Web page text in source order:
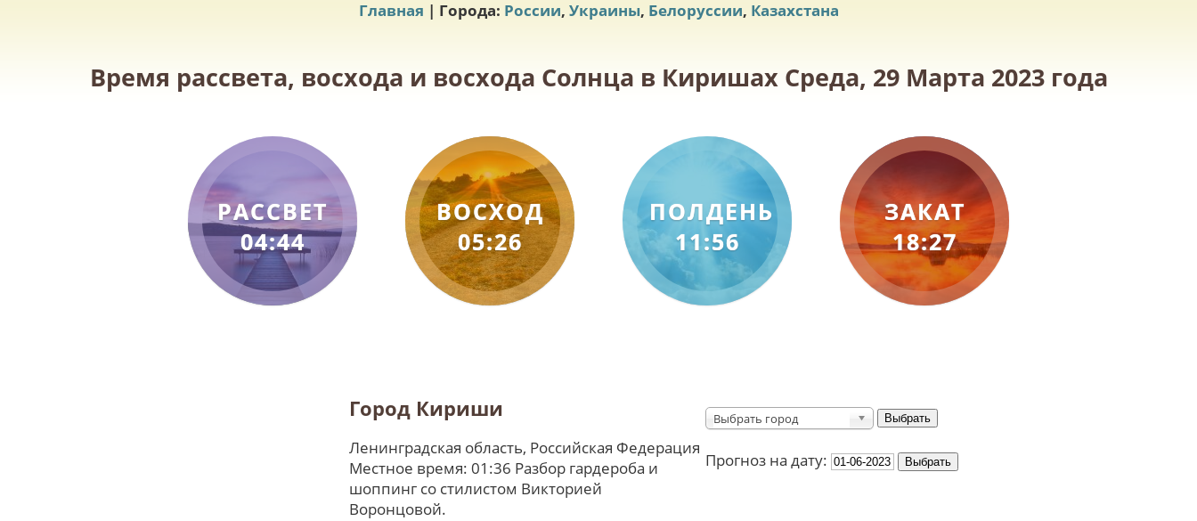
Главная | Города: России, Украины, Белоруссии, Казахстана
Время рассвета, восхода и восхода Солнца в Киришах Среда, 29 Марта 2023 года
РАССВЕТ
04:44
ВОСХОД
05:26
ПОЛДЕНЬ
11:56
ЗАКАТ
18:27
Город Кириши
Ленинградская область, Российская Федерация
Местное время: 01:36 Разбор гардероба и
шоппинг со стилистом Викторией
Воронцовой.
Выбрать город
Прогноз на дату: